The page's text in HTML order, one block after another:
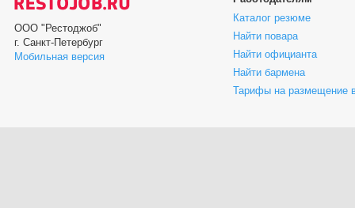
ООО "Рестоджоб"
г. Санкт-Петербург
Мобильная версия
Каталог резюме
Найти повара
Найти официанта
Найти бармена
Тарифы на размещение